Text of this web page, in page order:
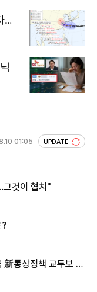
…
01:05 UPDATE
것이 협치"
?
통상정책 교두보 활